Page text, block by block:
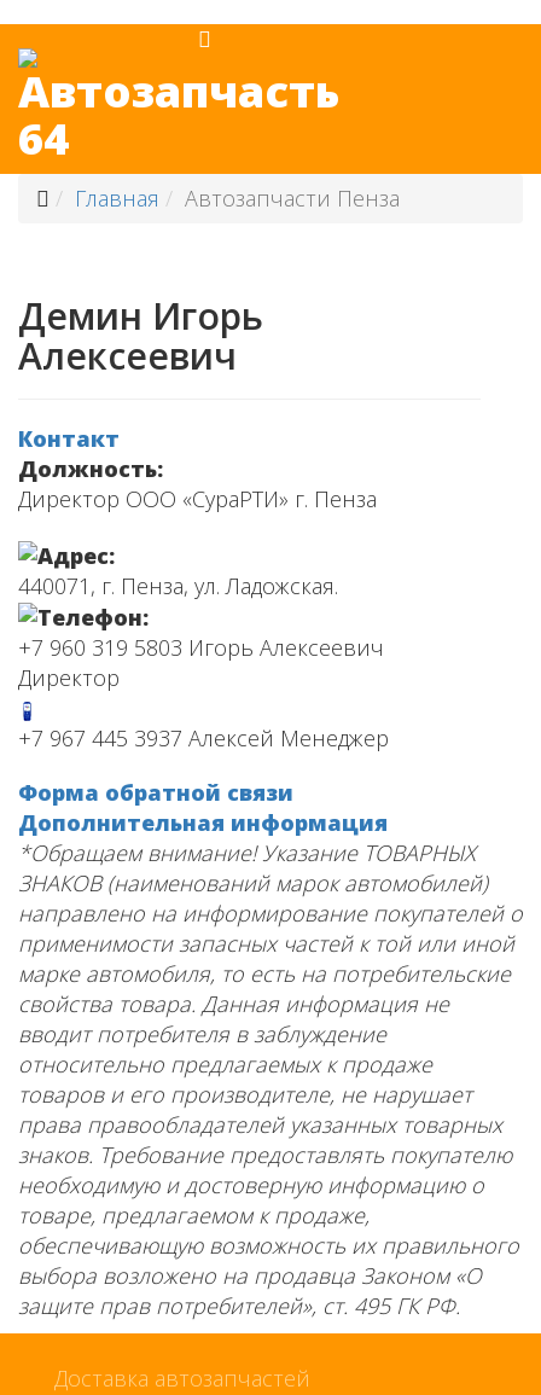
Главная Автозапчасти Пенза
Демин Игорь
Алексеевич
Контакт
Должность:
Директор ООО «СураРТИ» г. Пенза
440071, г. Пенза, ул. Ладожская.
+7 960 319 5803 Игорь Алексеевич
Директор
+7 967 445 3937 Алексей Менеджер
Форма обратной связи
Дополнительная информация
*Обращаем внимание! Указание ТОВАРНЫХ
ЗНАКОВ (наименований марок автомобилей)
направлено на информирование покупателей о
применимости запасных частей к той или иной
марке автомобиля, то есть на потребительские
свойства товара. Данная информация не
вводит потребителя в заблуждение
относительно предлагаемых к продаже
товаров и его производителе, не нарушает
права правообладателей указанных товарных
знаков. Требование предоставлять покупателю
необходимую и достоверную информацию о
товаре, предлагаемом к продаже,
обеспечивающую возможность их правильного
выбора возложено на продавца Законом «О
защите прав потребителей», ст. 495 ГК РФ.
Доставка автозапчастей